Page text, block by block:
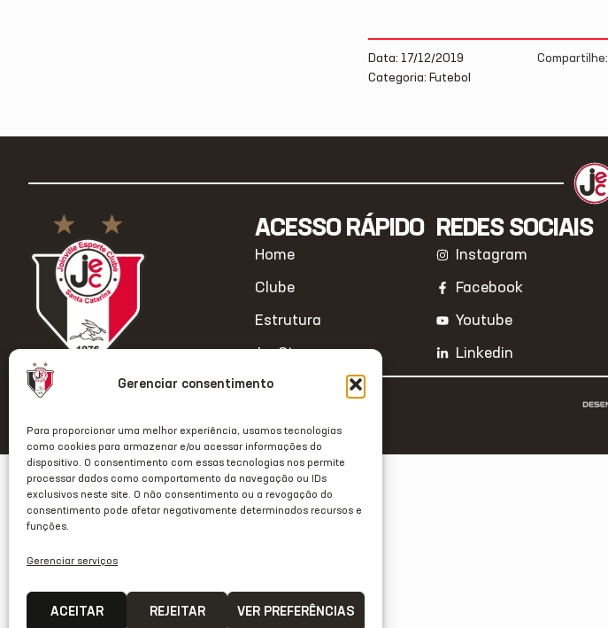
Gerenciar consentimento
Para proporcionar uma melhor experiência, usamos tecnologias
como cookies para armazenar e/ou acessar informações do
dispositivo. O consentimento com essas tecnologias nos permite
processar dados como comportamento da navegação ou IDs
exclusivos neste site. O não consentimento ou a revogação do
consentimento pode afetar negativamente determinados recursos e
funções.
Gerenciar serviços
ACEITAR REJEITAR VER PREFERÊNCIAS
Data: 17/12/2019
Categoria: Futebol
Compartilhe:
ACESSO RÁPIDO
Home
Clube
Estrutura
JecStore
REDES SOCIAIS
Instagram
Facebook
Youtube
Linkedin
2026 © Todos os direitos reservados